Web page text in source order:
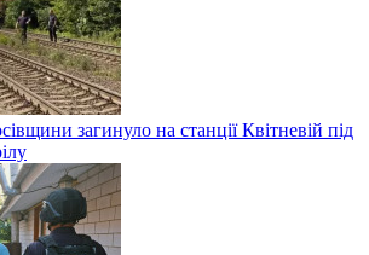
загинуло на станції Квітневій під